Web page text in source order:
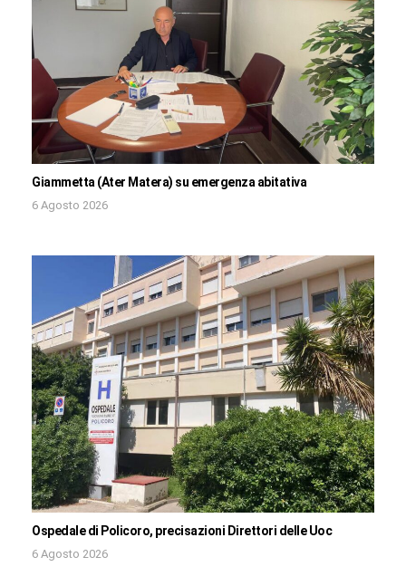
Giammetta (Ater Matera) su emergenza abitativa
6 Agosto 2026
Ospedale di Policoro, precisazioni Direttori delle Uoc
6 Agosto 2026